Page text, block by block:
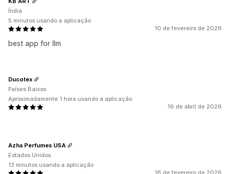
10 de fevereiro de 2026
best app for llm
Índia
5 minutos usando a aplicação
16 de abril de 2026
Ducotex
Países Baixos
Aproximadamente 1 hora usando a aplicação
16 de fevereiro de 2026
Azha Perfumes USA
Estados Unidos
13 minutos usando a aplicação